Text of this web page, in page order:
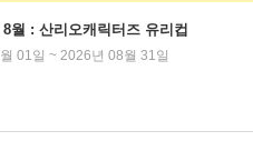
월 : 산리오캐릭터즈 유리컵
01일 ~ 2026년 08월 31일